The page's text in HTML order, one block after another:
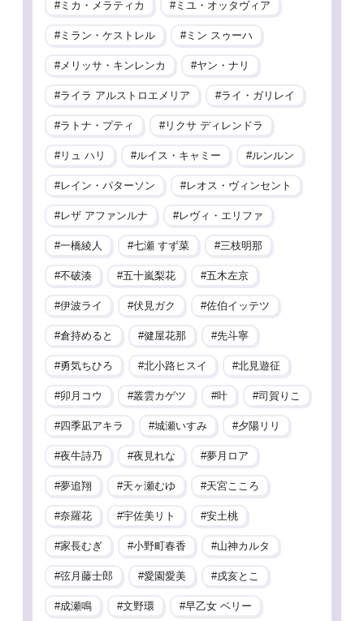
ミカ・メラティカ ミユ・オッタヴィア
ミラン・ケストレル ミン スゥーハ
メリッサ・キンレンカ ヤン・ナリ
ライラ アルストロエメリア ライ・ガリレイ
ラトナ・プティ リクサ ディレンドラ
リュ ハリ ルイス・キャミー ルンルン
レイン・パターソン レオス・ヴィンセント
レザ アファンルナ レヴィ・エリファ
一橋綾人 七瀬 すず菜 三枝明那
不破湊 五十嵐梨花 五木左京
伊波ライ 伏見ガク 佐伯イッテツ
倉持めると 健屋花那 先斗寧
勇気ちひろ 北小路ヒスイ 北見遊征
卯月コウ 叢雲カゲツ 叶 司賀りこ
四季凪アキラ 城瀬いすみ 夕陽リリ
夜牛詩乃 夜見れな 夢月ロア
夢追翔 天ヶ瀬むゆ 天宮こころ
奈羅花 宇佐美リト 安土桃
家長むぎ 小野町春香 山神カルタ
弦月藤士郎 愛園愛美 戌亥とこ
成瀬鳴 文野環 早乙女 ベリー